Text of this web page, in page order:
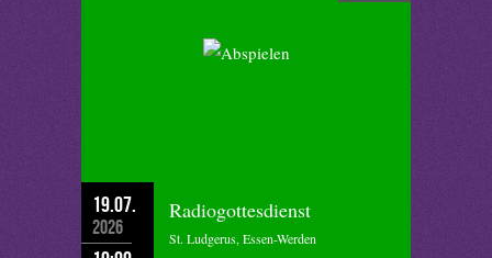
19.07.
2026
Radiogottesdienst
St. Ludgerus, Essen-Werden